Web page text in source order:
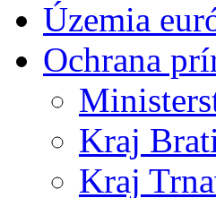
Územia
Ochrana
Kraj
Kraj